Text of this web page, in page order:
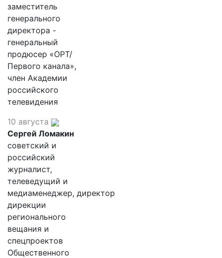
заместитель
генерального
директора -
генеральный
продюсер «ОРТ/
Первого канала»,
член Академии
российского
телевидения
10 августа
Сергей Ломакин
советский и
российский
журналист,
телеведущий и
медиаменеджер, директор
дирекции
регионального
вещания и
спецпроектов
Общественного